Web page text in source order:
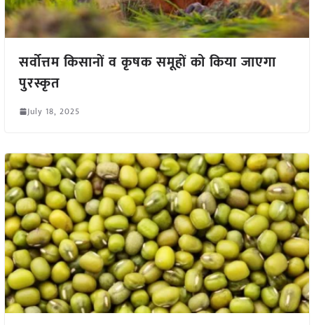
सर्वोत्तम किसानों व कृषक समूहों को किया जाएगा
पुरस्कृत
July 18, 2025